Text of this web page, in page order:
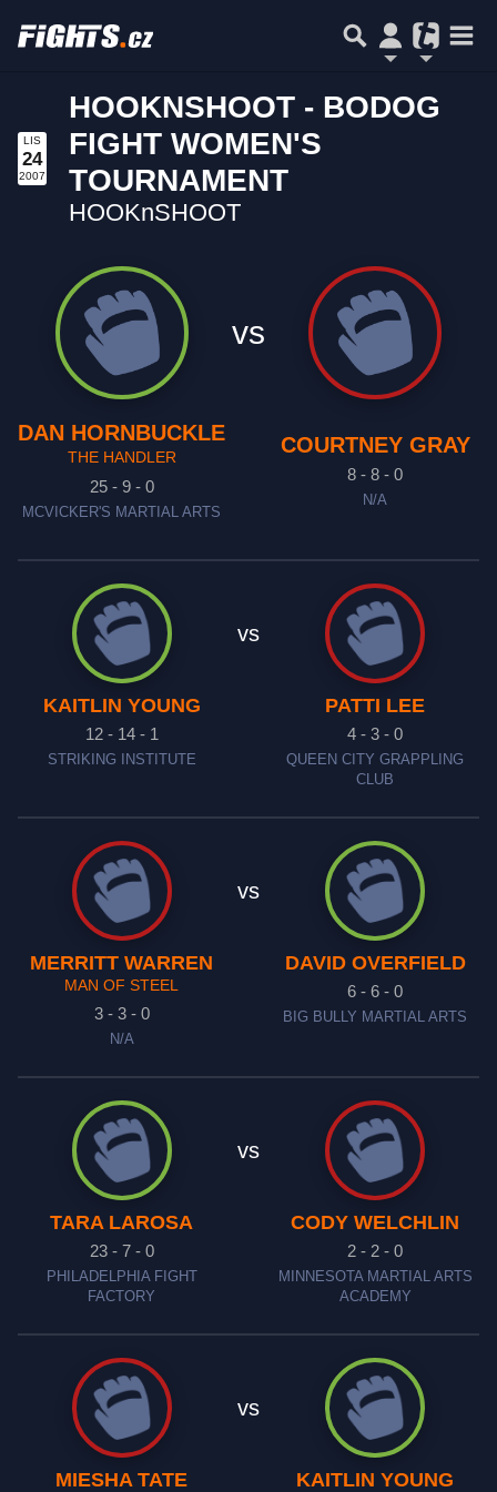
LIS
24
2007
HOOKNSHOOT - BODOG
FIGHT WOMEN'S
TOURNAMENT
HOOKnSHOOT
DAN HORNBUCKLE
THE HANDLER
25 - 9 - 0
MCVICKER'S MARTIAL ARTS
vs
COURTNEY GRAY
8 - 8 - 0
N/A
KAITLIN YOUNG
12 - 14 - 1
STRIKING INSTITUTE
vs
PATTI LEE
4 - 3 - 0
QUEEN CITY GRAPPLING
CLUB
MERRITT WARREN
MAN OF STEEL
3 - 3 - 0
N/A
vs
DAVID OVERFIELD
6 - 6 - 0
BIG BULLY MARTIAL ARTS
TARA LAROSA
23 - 7 - 0
PHILADELPHIA FIGHT
FACTORY
vs
CODY WELCHLIN
2 - 2 - 0
MINNESOTA MARTIAL ARTS
ACADEMY
MIESHA TATE
vs
KAITLIN YOUNG